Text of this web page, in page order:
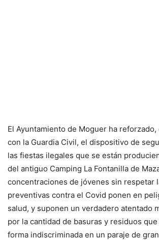
El Ayuntamiento de Moguer ha
con la Guardia Civil, el dispositivo de
las fiestas ilegales que se están
del antiguo Camping La Fontanilla de
concentraciones de jóvenes sin respetar
preventivas contra el Covid ponen en
salud, y suponen un verdadero atentado
por la cantidad de basuras y residuos
forma indiscriminada en un paraje de